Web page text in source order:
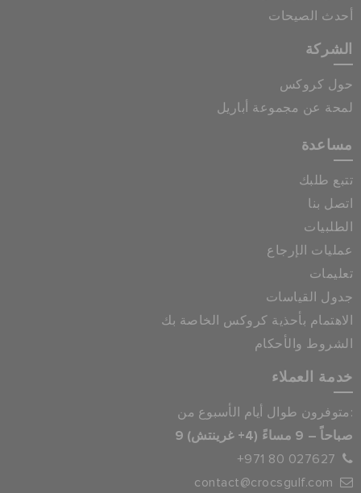
أحدث الصيحات
الشركة
حول كروكس
لمحة عن مجموعة أباريل
مساعدة
تتبع طلبك
اتصل بنا
الطلبيات
عمليات الإرجاع
تعليمات
جدول القياسات
الاهتمام بأحذية كروكس الخاصة بك
الشروط والأحكام
خدمة العملاء
متوفرون طوال أيام الأسبوع من:
9 صباحاً – 9 مساءً (4+ غرينتش)
+971 80 027627
contact@crocsgulf.com